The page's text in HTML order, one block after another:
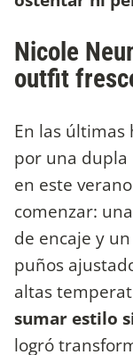
Nicole
outfit
En las últimas
por una
en este
comenzar:
de encaje y
puños
altas
sumar estilo
logró